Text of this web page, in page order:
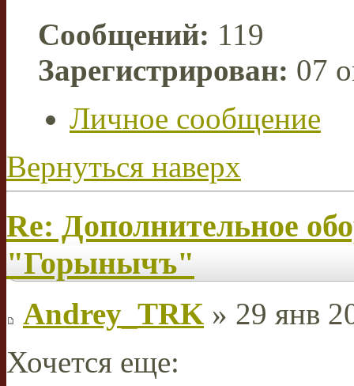
Сообщений: 119
Зарегистрирован: 07
Личное сообщение
Вернуться наверх
Re: Дополнительное
"Горынычъ"
Andrey_TRK » 29 янв
Хочется еще: